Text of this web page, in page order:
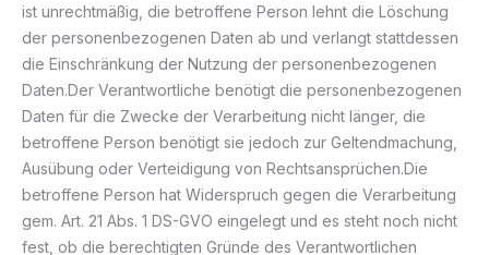
ist unrechtmäßig, die betroffene Person lehnt die Löschung
der personenbezogenen Daten ab und verlangt stattdessen
die Einschränkung der Nutzung der personenbezogenen
Daten.Der Verantwortliche benötigt die personenbezogenen
Daten für die Zwecke der Verarbeitung nicht länger, die
betroffene Person benötigt sie jedoch zur Geltendmachung,
Ausübung oder Verteidigung von Rechtsansprüchen.Die
betroffene Person hat Widerspruch gegen die Verarbeitung
gem. Art. 21 Abs. 1 DS-GVO eingelegt und es steht noch nicht
fest, ob die berechtigten Gründe des Verantwortlichen